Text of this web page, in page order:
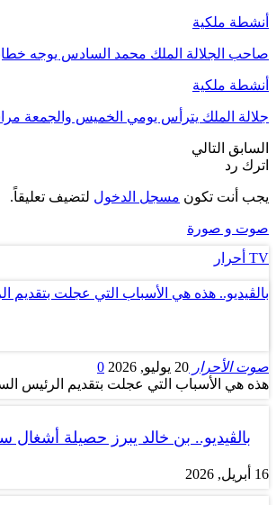
أنشطة ملكية
صاحب الجلالة الملك محمد السادس يوجه
أنشطة ملكية
جلالة الملك يترأس يومي الخميس والجمعة
السابق التالي
اترك رد
يجب أنت تكون مسجل الدخول لتضيف تعليقاً.
صوت و صورة
TV أحرار
بالڤيديو.. هذه هي الأسباب التي عجلت بتقديم
صوت الأحرار 20 يوليو, 2026
0
هذه هي الأسباب التي عجلت بتقديم الرئيس
بالڤيديو.. بن خالد يبرز حصيلة أشغال سنة 2025 لغرفة التجارة
16 أبريل, 2026